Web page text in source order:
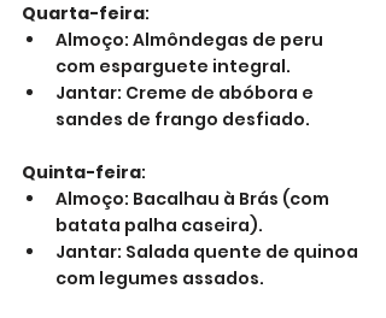
Quarta-feira:
Almoço: Almôndegas de peru
com esparguete integral.
Jantar: Creme de abóbora e
sandes de frango desfiado.
Quinta-feira:
Almoço: Bacalhau à Brás (com
batata palha caseira).
Jantar: Salada quente de quinoa
com legumes assados.